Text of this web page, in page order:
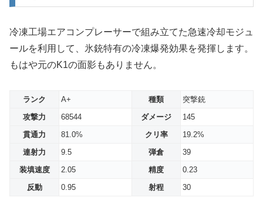
冷凍工場エアコンプレーサーで組み立てた急速冷却モジュ
ールを利用して、氷銃特有の冷凍爆発効果を発揮します。
もはや元のK1の面影もありません。
ランク A+ 種類
突撃銃
攻撃力
68544 ダメージ
145
貫通力
81.0% クリ率
19.2%
連射力
9.5 弾倉
39
装填速度
2.05 精度
0.23
反動
0.95 射程 30